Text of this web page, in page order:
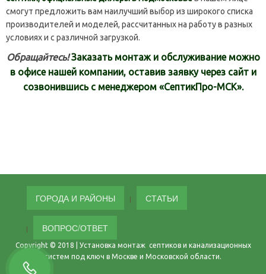
смогут предложить вам наилучший выбор из широкого списка
производителей и моделей, рассчитанных на работу в разных
условиях и с различной загрузкой.
Обращайтесь!Заказать монтаж и обслуживание можно
в офисе нашей компании, оставив заявку через сайт и
созвонившись с менеджером «СептикПро-МСК».
ГОРОДА И РАЙОНЫ СТАТЬИ
ВОПРОС/ОТВЕТ
Copyright © 2018 | Установка монтаж септиков и канализационных
систем под ключ в Москве и Московской области.